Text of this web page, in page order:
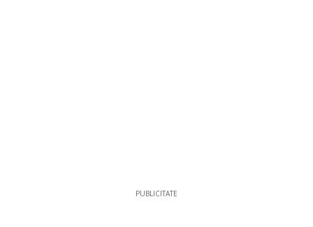
PUBLICITATE